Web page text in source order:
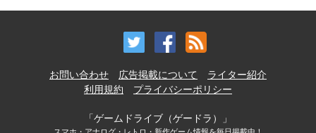
お問い合わせ 広告掲載について
ライター紹介
利用規約
プライバシーポリシー
「ゲームドライブ（ゲードラ）」